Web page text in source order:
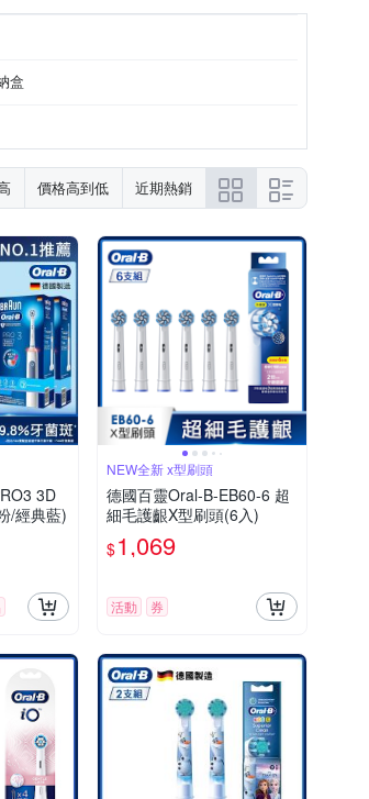
盒
價格高到低 近期熱銷
3D
/經典藍)
NEW全新 x型刷頭
德國百靈Oral-B-EB60-6 超
細毛護齦X型刷頭(6入)
$1,069
活動 券